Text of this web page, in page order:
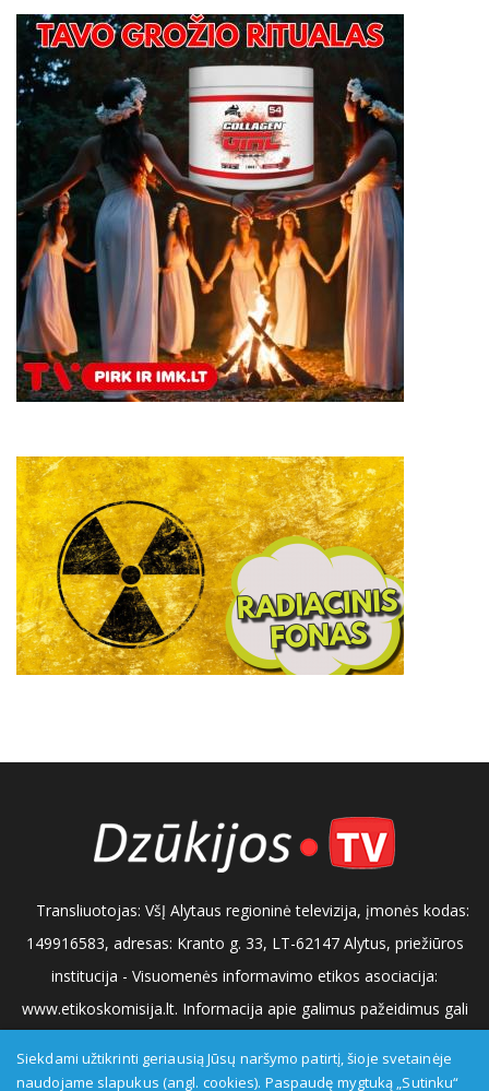
Transliuotojas: VšĮ Alytaus regioninė televizija, įmonės kodas:
149916583, adresas: Kranto g. 33, LT-62147 Alytus, priežiūros
institucija - Visuomenės informavimo etikos asociacija:
www.etikoskomisija.lt. Informacija apie galimus pažeidimus gali
arba Visuomenės informavimo etikos komisijai
Siekdami užtikrinti geriausią Jūsų naršymo patirtį, šioje svetainėje
naudojame slapukus (angl. cookies). Paspaudę mygtuką „Sutinku“